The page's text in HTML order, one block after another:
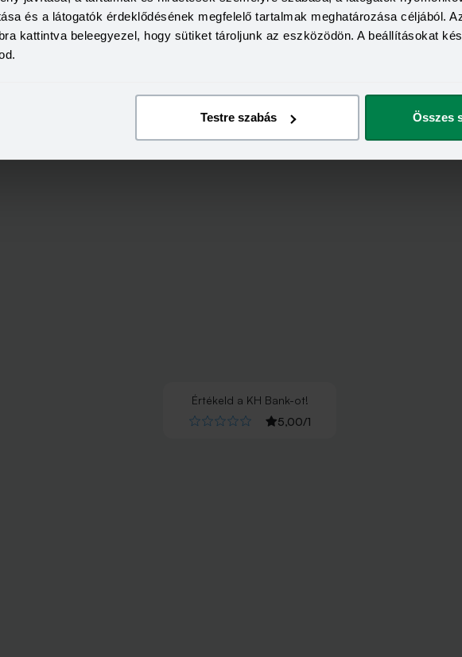
és a látogatók érdeklődésének megfelelő tartalmak meghatározása céljából.
kattintva beleegyezel, hogy sütiket tároljunk az eszközödön. A beállításokat
Testre szabás Összes
Értékeld a KH Bank-ot!
5,00/1